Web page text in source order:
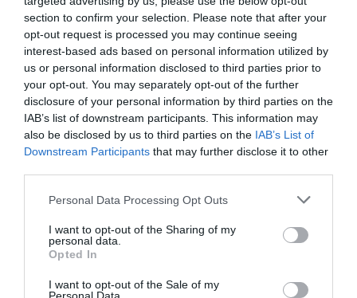
section to confirm your selection. Please note that after your
opt-out request is processed you may continue seeing
interest-based ads based on personal information utilized by
us or personal information disclosed to third parties prior to
your opt-out. You may separately opt-out of the further
disclosure of your personal information by third parties on the
IAB’s list of downstream participants. This information may
also be disclosed by us to third parties on the IAB’s List of
Downstream Participants that may further disclose it to other
Personal Data Processing Opt Outs
I want to opt-out of the Sharing of my
personal data.
Opted In
I want to opt-out of the Sale of my
DERNIERS COMMENTAIRES
Helpera commenté l'article :
19 h 23 sans escale : le Boeing 777F de National
Airlines relie l’Écosse à l’Australie
bord après une course-poursuite, l’incident devient
histoire de l'aviation